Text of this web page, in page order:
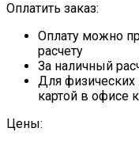
Оплатить заказ:
Оплату можно
расчету
За наличный
Для физических
картой в офисе
Цены: